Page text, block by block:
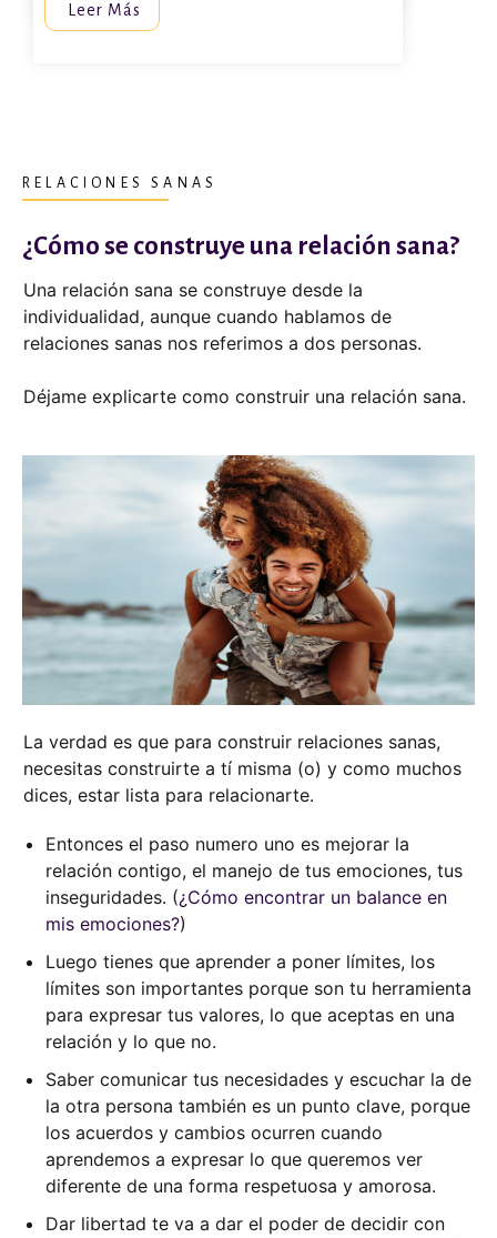
Leer Más
RELACIONES SANAS
¿Cómo se construye una relación sana?
Una relación sana se construye desde la
individualidad, aunque cuando hablamos de
relaciones sanas nos referimos a dos personas.
Déjame explicarte como construir una relación sana.
La verdad es que para construir relaciones sanas,
necesitas construirte a tí misma (o) y como muchos
dices, estar lista para relacionarte.
Entonces el paso numero uno es mejorar la
relación contigo, el manejo de tus emociones, tus
inseguridades. (¿Cómo encontrar un balance en
mis emociones?)
Luego tienes que aprender a poner límites, los
límites son importantes porque son tu herramienta
para expresar tus valores, lo que aceptas en una
relación y lo que no.
Saber comunicar tus necesidades y escuchar la de
la otra persona también es un punto clave, porque
los acuerdos y cambios ocurren cuando
aprendemos a expresar lo que queremos ver
diferente de una forma respetuosa y amorosa.
Dar libertad te va a dar el poder de decidir con